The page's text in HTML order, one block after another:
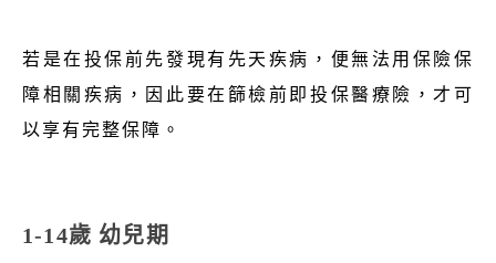
若是在投保前先發現有先天疾病，便無法用保險保
障相關疾病，因此要在篩檢前即投保醫療險，才可
以享有完整保障。
1-14歲 幼兒期